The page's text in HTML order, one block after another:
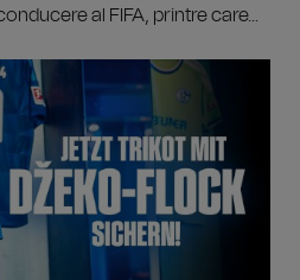
al FIFA, printre care...